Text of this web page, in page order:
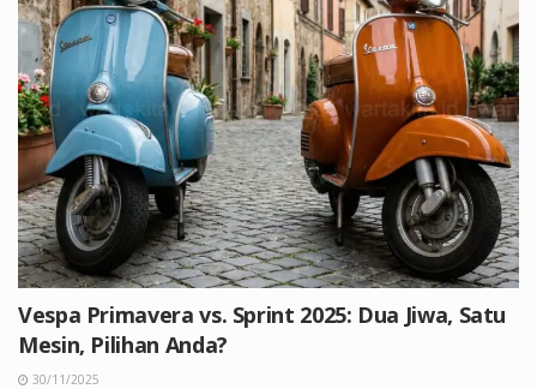
Vespa Primavera vs. Sprint 2025: Dua Jiwa, Satu
Mesin, Pilihan Anda?
30/11/2025